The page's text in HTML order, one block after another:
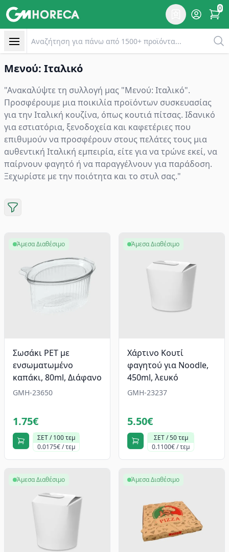
Μενού: Ιταλικό | GM Horeca Επιθυμητό
Account
0
Μενού: Ιταλικό
"Ανακαλύψτε τη συλλογή μας "Μενού: Ιταλικό".
Προσφέρουμε μια ποικιλία προϊόντων συσκευασίας
για την Ιταλική κουζίνα, όπως κουτιά πίτσας. Ιδανικό
για εστιατόρια, ξενοδοχεία και καφετέριες που
επιθυμούν να προσφέρουν στους πελάτες τους μια
αυθεντική Ιταλική εμπειρία, είτε για να τρώνε εκεί, να
παίρνουν φαγητό ή να παραγγέλνουν για παράδοση.
Ξεχωρίστε με την ποιότητα και το στυλ σας."
Σωσάκι PET με
ενσωματωμένο
καπάκι, 80ml, Διάφανο
GMH-23650
1.75€
ΣΕΤ / 100 τεμ
0.0175€ / τεμ
Άμεσα Διαθέσιμο
Χάρτινο Κουτί
φαγητού για Noodle,
450ml, λευκό
GMH-23237
5.50€
ΣΕΤ / 50 τεμ
0.1100€ / τεμ
Άμεσα Διαθέσιμο
Άμεσα Διαθέσιμο Άμεσα Διαθέσιμο